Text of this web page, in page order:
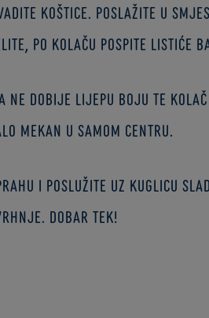
koštice. Poslažite u
po kolaču pospite listiće
ne dobije lijepu boju te
mekan u samom centru.
i poslužite uz kuglicu
Dobar tek!